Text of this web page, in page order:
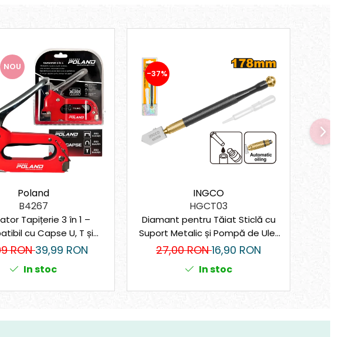
NOU
Poland
B4267
Tapițerie 3 în 1 –
cu Capse U, T și
Reglaj Forță, 600
RON39,99 RON
In stoc
-37%
INGCO
HGCT03
Diamant pentru Tăiat Sticlă cu
Suport Metalic și Pompă de Ulei,
178 mm
27,00 RON16,90 RON
In stoc
-